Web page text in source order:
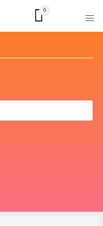
0